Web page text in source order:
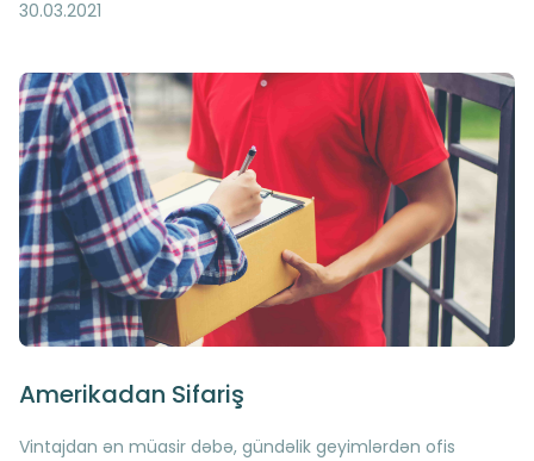
yorğunluqla bitir - ənənəvi alış-verişin ümumi təsviri,
sürətlə axır və hər dəqiqə qiymətlidir
30.03.2021
Amerikadan Sifariş
Vintajdan ən müasir dəbə, gündəlik geyimlərdən ofis